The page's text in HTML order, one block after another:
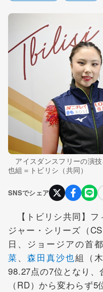
アイスダンスフリーの演
也組＝トビリシ（共同）
SNSでシェア
【トビリシ共同】フ
ジャー・シリーズ（
日、ジョージアの首
菜、 森田真沙也組（
98.27点の7位となり
（RD）から変わらず5